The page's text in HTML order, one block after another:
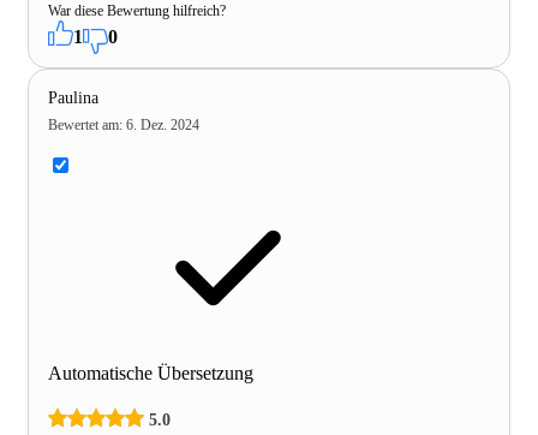
War diese Bewertung hilfreich?
1 0
Paulina
Bewertet am: 6. Dez. 2024
Automatische Übersetzung
5.0